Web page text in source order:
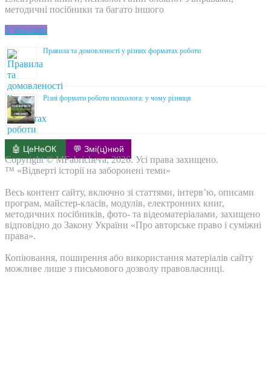
методичні посібники та багато іншого
У магазин
Правила та домовленості у різних форматах роботи
Різні формати роботи психолога: у чому різниця
🤖 ЦеНеОК 💬 Змі(ц)нюй
Copyright © MFabricheva, 2026. Усі права захищено.
™ «Відверті історії на заборонені теми»
Весь контент сайту, включно зі статтями, інтерв’ю, описами
програм, майстер-класів, модулів, електронних книг,
методичних посібників, фото- та відеоматеріалами, захищено
відповідно до Закону України «Про авторське право і суміжні
права».
Копіювання, поширення або використання матеріалів сайту
можливе лише з письмового дозволу правовласниці.